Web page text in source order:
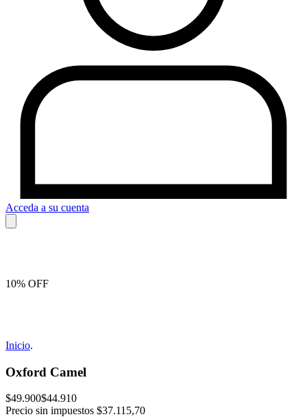
Acceda a su cuenta
10% OFF
Inicio.
Oxford Camel
$49.900$44.910
Precio sin impuestos $37.115,70